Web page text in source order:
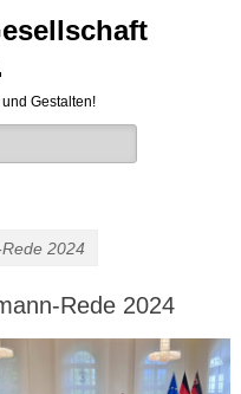
Gestalten!
2024
Rede 2024